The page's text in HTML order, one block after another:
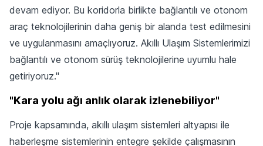
devam ediyor. Bu koridorla birlikte bağlantılı ve otonom
araç teknolojilerinin daha geniş bir alanda test edilmesini
ve uygulanmasını amaçlıyoruz. Akıllı Ulaşım Sistemlerimizi
bağlantılı ve otonom sürüş teknolojilerine uyumlu hale
getiriyoruz."
"Kara yolu ağı anlık olarak izlenebiliyor"
Proje kapsamında, akıllı ulaşım sistemleri altyapısı ile
haberleşme sistemlerinin entegre şekilde çalışmasının